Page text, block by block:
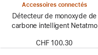
Accessoires connectés
Détecteur de monoxyde de
carbone intelligent Netatmo
CHF 100.30